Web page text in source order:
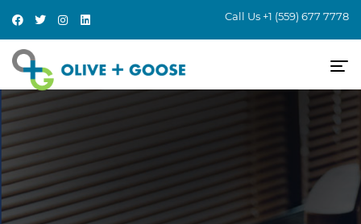
Call Us +1 (559) 677 7778